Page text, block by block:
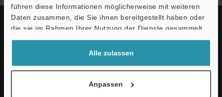
führen diese Informationen möglicherweise mit weiteren
Daten zusammen, die Sie ihnen bereitgestellt haben oder
die sie im Rahmen Ihrer Nutzung der Dienste gesammelt
haben.
Alle zulassen
Anpassen
KEYENCE DEUTSCHLAND GmbH
De-Saint-Exupéry-Straße 3, 60549 Frankfurt am Main, Deutschland